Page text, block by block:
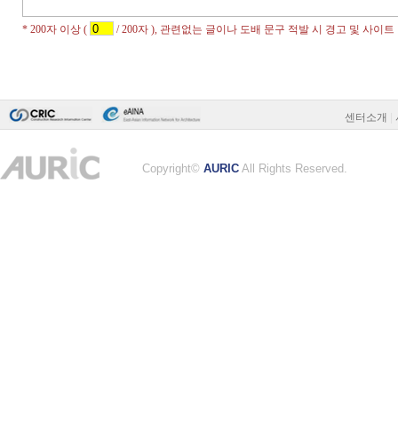
센터소개
Copyright© AURIC All Rights Reserved.